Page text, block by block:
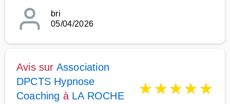
bri
05/04/2026
Avis sur Association
DPCTS Hypnose
Coaching à LA ROCHE
★★★★★